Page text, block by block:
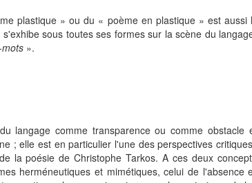
plastique » ou du « poème en plastique » est
sous toutes ses formes sur la scène du
».
langage comme transparence ou comme obstacle
; elle est en particulier l'une des perspectives
la poésie de Christophe Tarkos. A ces deux
herméneutiques et mimétiques, celui de l'absence